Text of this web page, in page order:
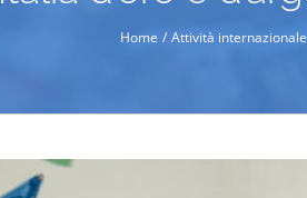
Home Attività internazionale